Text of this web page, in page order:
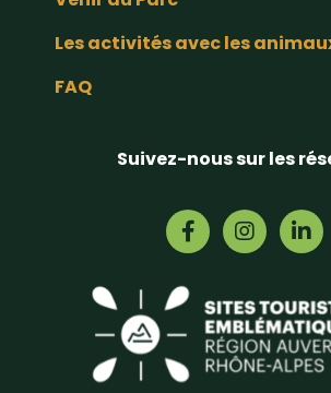
Les activités avec les
FAQ
Suivez-nous sur les